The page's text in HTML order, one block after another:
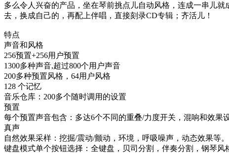
多么令人兴奋的产品，坐在琴前挑点儿自动风格，连成一串儿
去，换成自己的，再配上伴唱，直接刻录CD专辑；齐活儿！
特点
声音和风格
256预置+256用户预置
1300多种声音,超过800个用户声音
200多种预置风格，64用户风格
128 个记忆
音乐仓库：200多个随时调用的设置
预置
每个预置声音包含：多达6个不同的重叠/力度开关，混响和效果
真声
自然效果采样：挖掘/震动/颤动，环境，呼吸噪声，动态效果等。
键盘模式单个按钮选择：全键盘，贝司分割，伴奏分割，钢琴风